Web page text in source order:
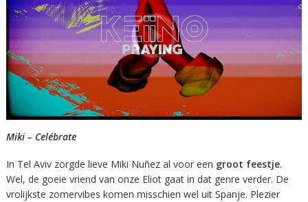
Miki – Celébrate
In Tel Aviv zorgde lieve Miki Nuñez al voor een groot feestje.
Wel, de goeie vriend van onze Eliot gaat in dat genre verder. De
vrolijkste zomervibes komen misschien wel uit Spanje. Plezier